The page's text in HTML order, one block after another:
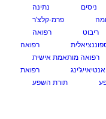
ניסים
נתינה
פרמ-קלצ'ר
ריבוט
רפואה
רפואה
רפואה מותאמת אישית
רפואת
תורת השפע